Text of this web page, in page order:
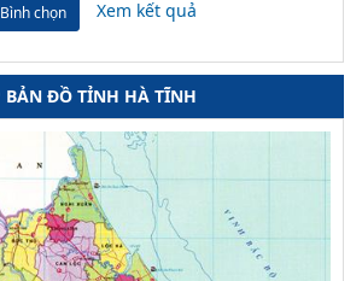
Bình chọn Xem kết quả
BẢN ĐỒ TỈNH HÀ TĨNH